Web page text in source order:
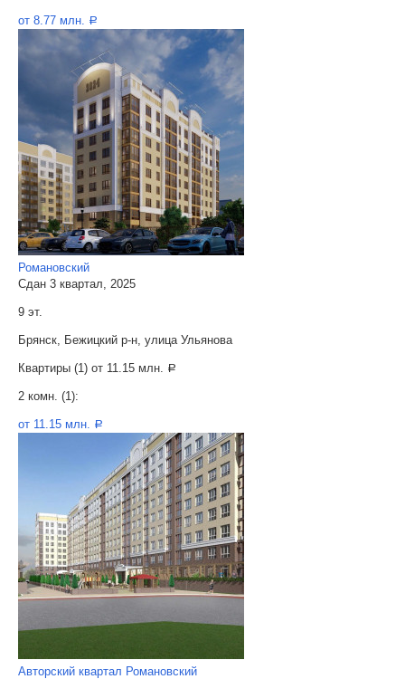
от 8.77 млн. a
Романовский
Сдан 3 квартал, 2025
9 эт.
Брянск, Бежицкий р-н, улица Ульянова
Квартиры (1) от 11.15 млн. a
2 комн. (1):
от 11.15 млн. a
Авторский квартал Романовский